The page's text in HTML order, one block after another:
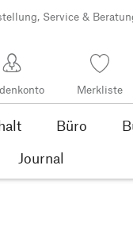
Service &
Merkliste
Büro
Journal